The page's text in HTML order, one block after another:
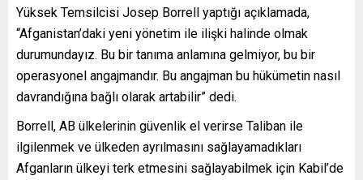
Yüksek Temsilcisi Josep Borrell yaptığı açıklamada,
“Afganistan’daki yeni yönetim ile ilişki halinde olmak
durumundayız. Bu bir tanıma anlamına gelmiyor, bu bir
operasyonel angajmandır. Bu angajman bu hükümetin nasıl
davrandığına bağlı olarak artabilir” dedi.
Borrell, AB ülkelerinin güvenlik el verirse Taliban ile
ilgilenmek ve ülkeden ayrılmasını sağlayamadıkları
Afganların ülkeyi terk etmesini sağlayabilmek için Kabil’de